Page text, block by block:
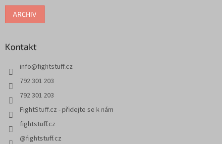
ARCHIV
Kontakt
info@fightstuff.cz
792 301 203
792 301 203
FightStuff.cz - přidejte se k nám
fightstuff.cz
@fightstuff.cz